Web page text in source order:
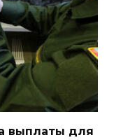
выплаты для